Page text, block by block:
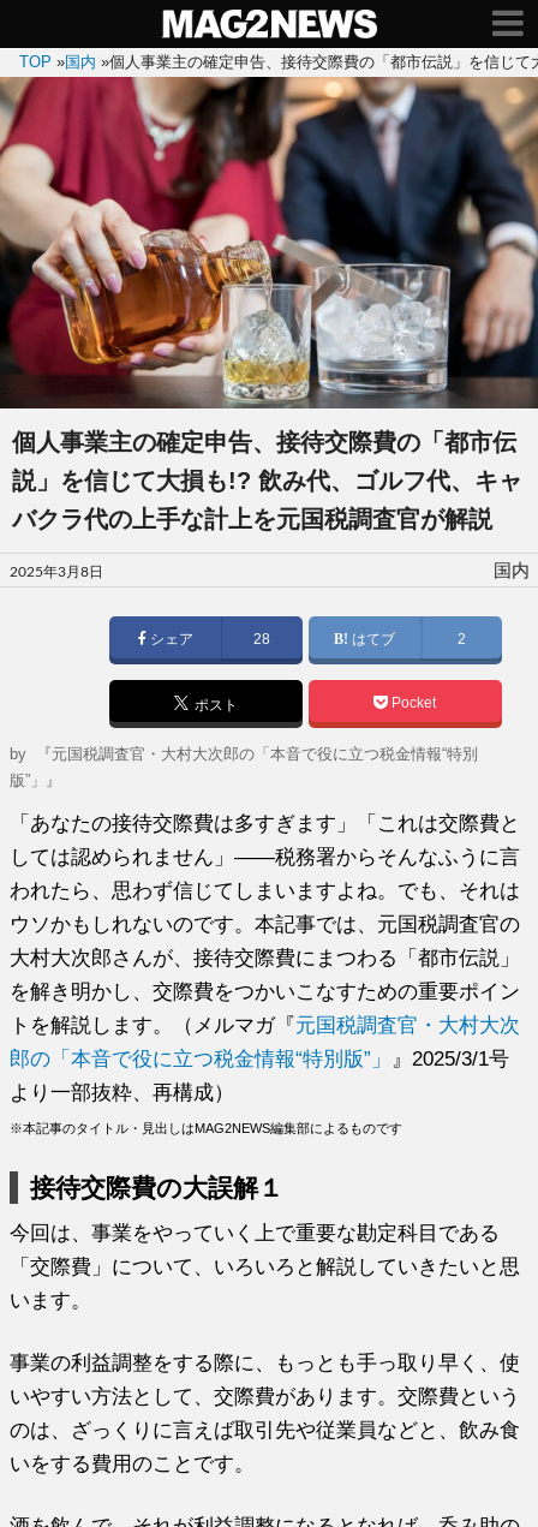
TOP »国内 »個人事業主の確定申告、接待交際費の「都市伝説」を信じ
個人事業主の確定申告、接待交際費の「都市伝
説」を信じて大損も!? 飲み代、ゴルフ代、キャ
バクラ代の上手な計上を元国税調査官が解説
投
稿
2025年3月8日 国内
シェア 28 はてブ 2
ポスト Pocket
by
『元国税調査官・大村大次郎の「本音で役に立つ税金情報“特別
版”」』
「あなたの接待交際費は多すぎます」「これは交際費と
しては認められません」――税務署からそんなふうに言
われたら、思わず信じてしまいますよね。でも、それは
ウソかもしれないのです。本記事では、元国税調査官の
大村大次郎さんが、接待交際費にまつわる「都市伝説」
を解き明かし、交際費をつかいこなすための重要ポイン
トを解説します。（メルマガ『元国税調査官・大村大次
郎の「本音で役に立つ税金情報“特別版”」
』2025/3/1号
より一部抜粋、再構成）
※本記事のタイトル・見出しはMAG2NEWS編集部によるものです
接待交際費の大誤解１
今回は、事業をやっていく上で重要な勘定科目である
「交際費」について、いろいろと解説していきたいと思
います。
事業の利益調整をする際に、もっとも手っ取り早く、使
いやすい方法として、交際費があります。交際費という
のは、ざっくりに言えば取引先や従業員などと、飲み食
いをする費用のことです。